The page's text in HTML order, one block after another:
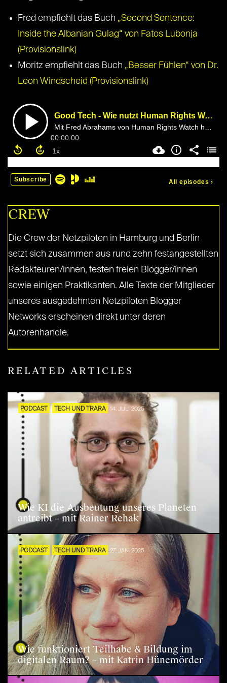
Fred empfiehlt das Buch „Second Sentence:
Inside the Albanian Gulag“ von Fatos Lubonja
(Provisionslink)
Moritz empfiehlt das Buch „Besser Fühlen“ von Dr.
Leon Windscheid (Provisionslink)
CREW
Die Crew der Netzpiloten in Hamburg und Berlin
setzt sich zusammen aus rund zehn festangestellten
Redakteuren/innen, festen freien Blogger/innen
sowie einigen Praktikanten. Alle Texte der Mitglieder
unseres ausgedehnten Netzpiloten Blogger
Networks erscheinen direkt unter deren
Autorenhandle.
RELATED ARTICLES
PODCAST TECH UND TRARA 14. JULI 2025
Wie KI die Ausbeutung unseres Planeten
antreibt – mit Rainer Rehak
PODCAST TECH UND TRARA 27. JAN. 2025
Wie funktioniert Teilhabe & Bildung im
digitalen Raum? – mit Katrin Hünemörder